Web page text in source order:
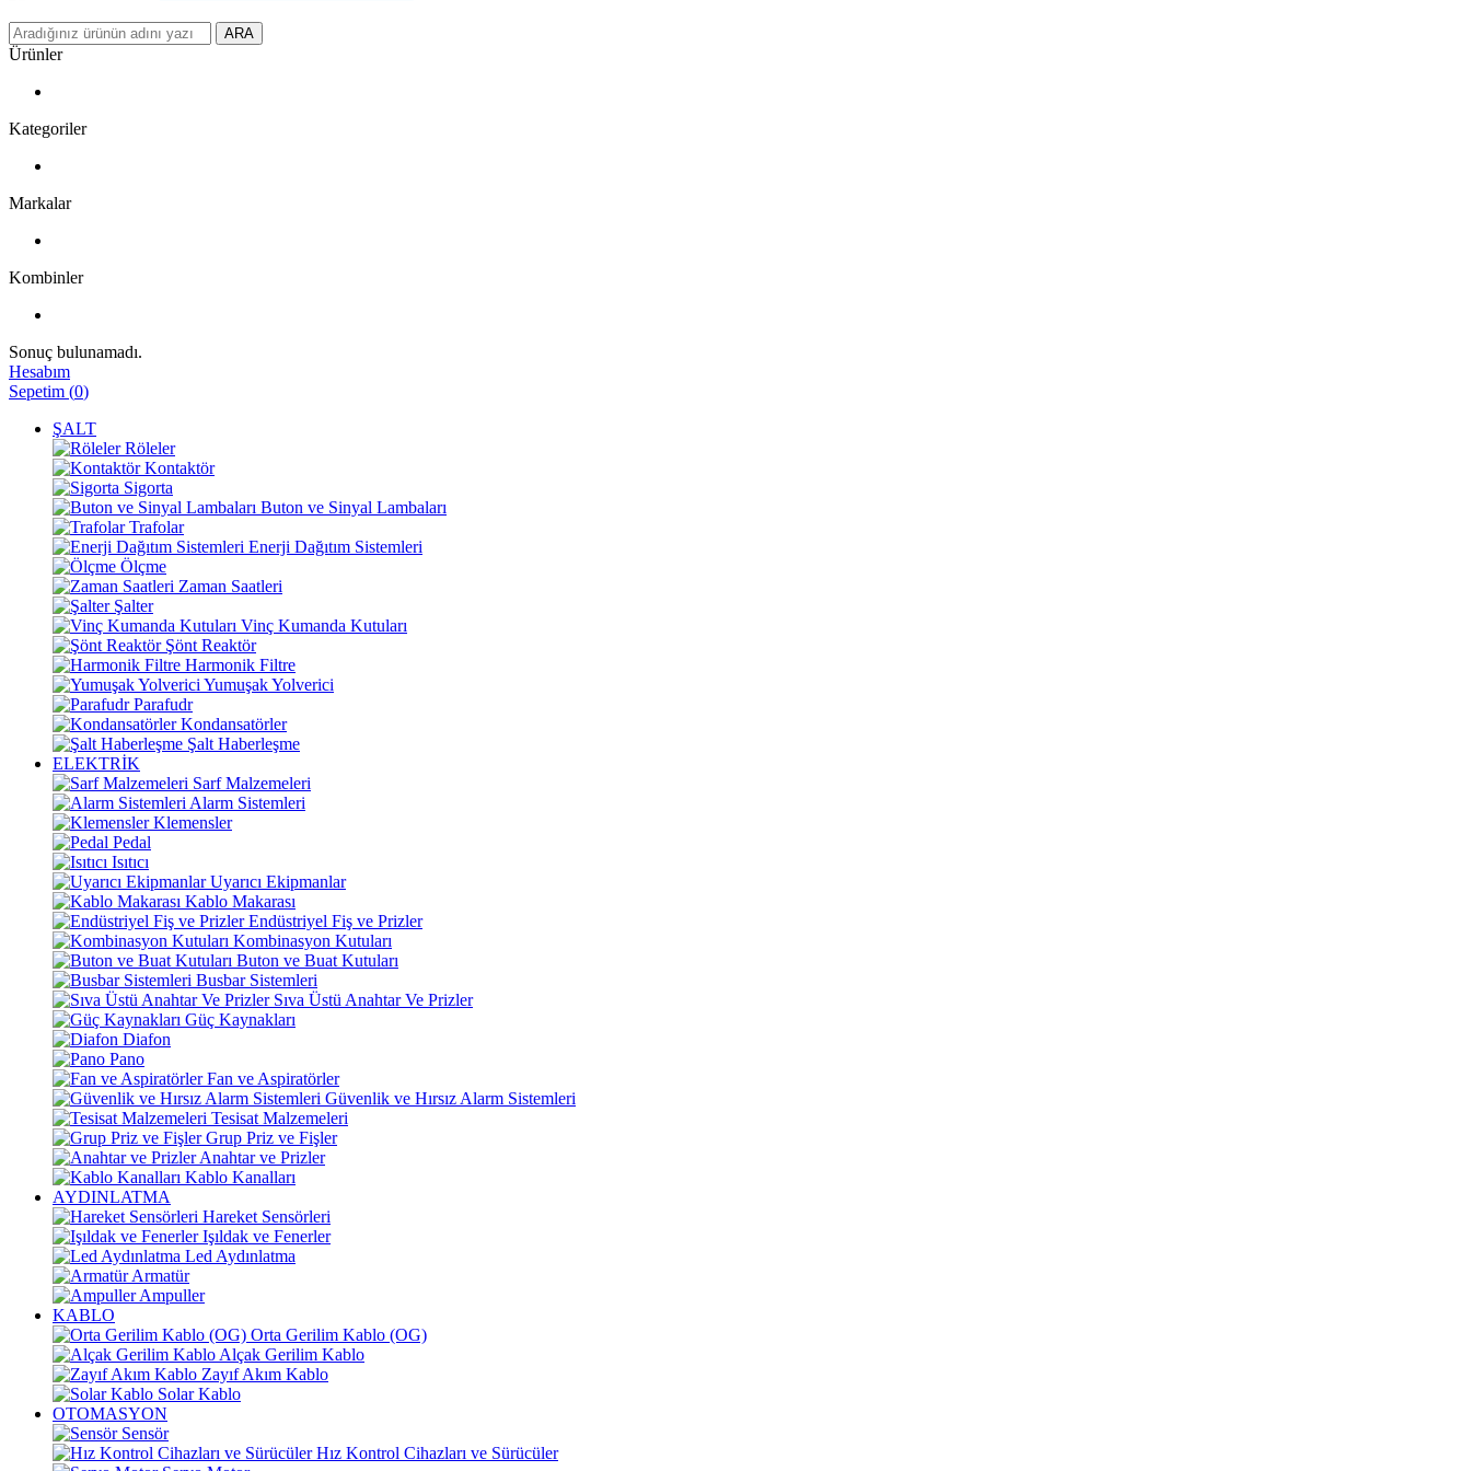
ARA
Ürünler
Kategoriler
Markalar
Kombinler
Sonuç bulunamadı.
Hesabım
Sepetim (0)
ŞALT
Röleler
Kontaktör
Sigorta
Buton ve Sinyal Lambaları
Trafolar
Enerji Dağıtım Sistemleri
Ölçme
Zaman Saatleri
Şalter
Vinç Kumanda Kutuları
Şönt Reaktör
Harmonik Filtre
Yumuşak Yolverici
Parafudr
Kondansatörler
Şalt Haberleşme
ELEKTRİK
Sarf Malzemeleri
Alarm Sistemleri
Klemensler
Pedal
Isıtıcı
Uyarıcı Ekipmanlar
Kablo Makarası
Endüstriyel Fiş ve Prizler
Kombinasyon Kutuları
Buton ve Buat Kutuları
Busbar Sistemleri
Sıva Üstü Anahtar Ve Prizler
Güç Kaynakları
Diafon
Pano
Fan ve Aspiratörler
Güvenlik ve Hırsız Alarm Sistemleri
Tesisat Malzemeleri
Grup Priz ve Fişler
Anahtar ve Prizler
Kablo Kanalları
AYDINLATMA
Hareket Sensörleri
Işıldak ve Fenerler
Led Aydınlatma
Armatür
Ampuller
KABLO
Orta Gerilim Kablo (OG)
Alçak Gerilim Kablo
Zayıf Akım Kablo
Solar Kablo
OTOMASYON
Sensör
Hız Kontrol Cihazları ve Sürücüler